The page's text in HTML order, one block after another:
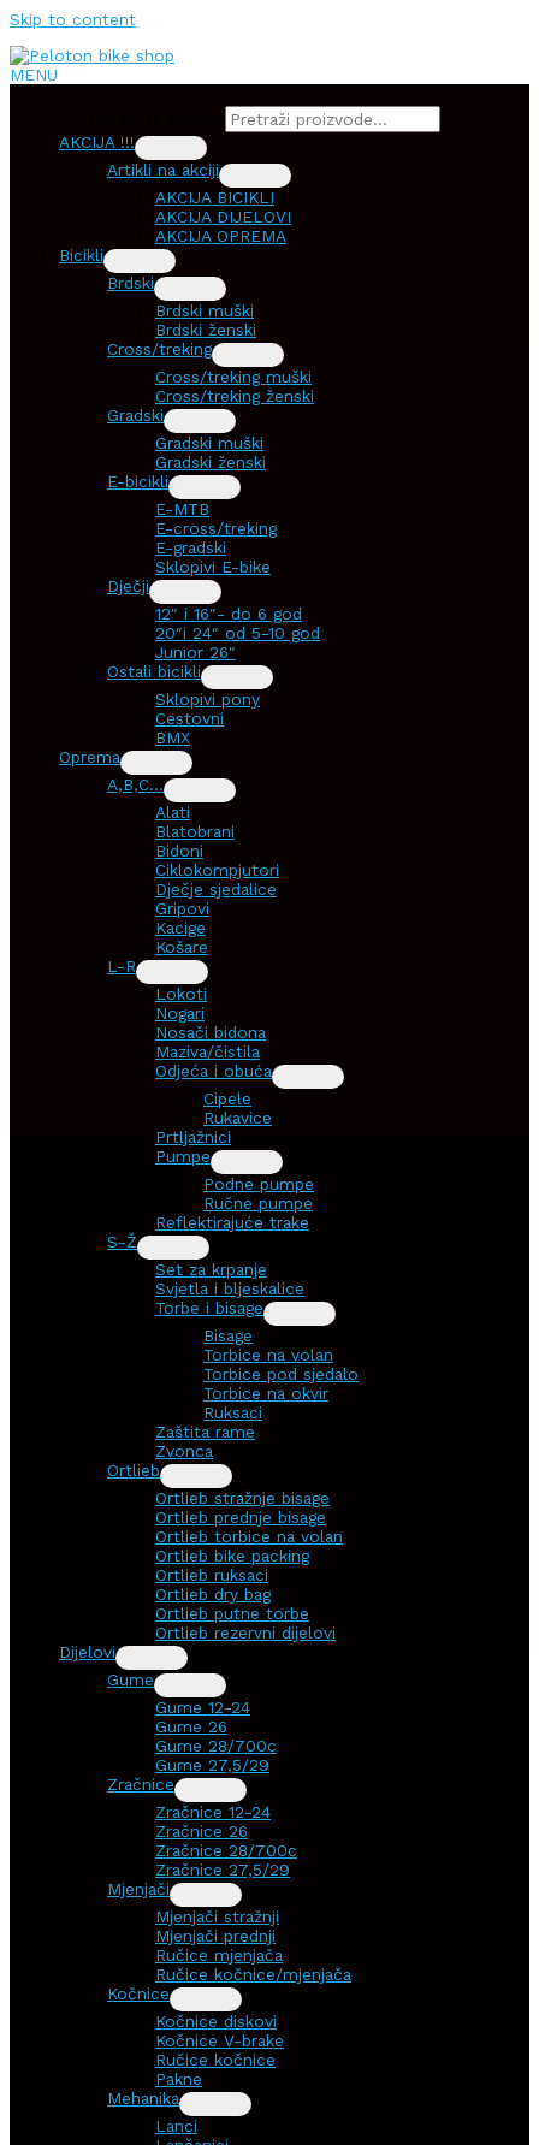
Skip to content
MENU
AKCIJA !!!
Artikli na akciji
AKCIJA BICIKLI
AKCIJA DIJELOVI
AKCIJA OPREMA
Bicikli
Brdski
Brdski muški
Brdski ženski
Cross/treking
Cross/treking muški
Cross/treking ženski
Gradski
Gradski muški
Gradski ženski
E-bicikli
E-MTB
E-cross/treking
E-gradski
Sklopivi E-bike
Dječji
12″ i 16″- do 6 god
20″i 24″ od 5-10 god
Junior 26″
Ostali bicikli
Sklopivi pony
Cestovni
BMX
Oprema
A,B,C…
Alati
Blatobrani
Bidoni
Ciklokompjutori
Dječje sjedalice
Gripovi
Kacige
Košare
L-R
Lokoti
Nogari
Nosači bidona
Maziva/čistila
Odjeća i obuća
Cipele
Rukavice
Prtljažnici
Pumpe
Podne pumpe
Ručne pumpe
Reflektirajuće trake
S-Ž
Set za krpanje
Svjetla i bljeskalice
Torbe i bisage
Bisage
Torbice na volan
Torbice pod sjedalo
Torbice na okvir
Ruksaci
Zaštita rame
Zvonca
Ortlieb
Ortlieb stražnje bisage
Ortlieb prednje bisage
Ortlieb torbice na volan
Ortlieb bike packing
Ortlieb ruksaci
Ortlieb dry bag
Ortlieb putne torbe
Ortlieb rezervni dijelovi
Dijelovi
Gume
Gume 12-24
Gume 26
Gume 28/700c
Gume 27,5/29
Zračnice
Zračnice 12-24
Zračnice 26
Zračnice 28/700c
Zračnice 27,5/29
Mjenjači
Mjenjači stražnji
Mjenjači prednji
Ručice mjenjača
Ručice kočnice/mjenjača
Kočnice
Kočnice diskovi
Kočnice V-brake
Ručice kočnice
Pakne
Mehanika
Lanci